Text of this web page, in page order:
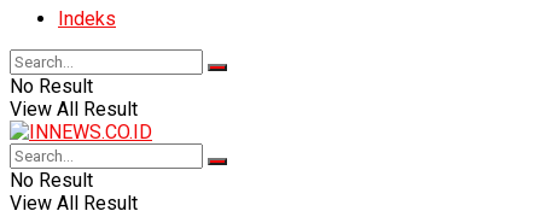
Indeks
No Result
View All Result
No Result
View All Result